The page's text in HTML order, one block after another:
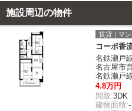
施設周辺の物件
賃貸｜マ
コーポ香
名鉄瀬戸
名古屋市
名鉄瀬戸
4.8万円
間取:3DK
建物面積: